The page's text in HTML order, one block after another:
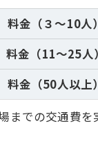
料金（３～10人）
料金（11～25人）
料金（50人以上）
での交通費を